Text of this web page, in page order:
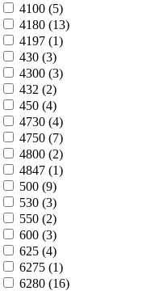
4100 (5)
4180 (13)
4197 (1)
430 (3)
4300 (3)
432 (2)
450 (4)
4730 (4)
4750 (7)
4800 (2)
4847 (1)
500 (9)
530 (3)
550 (2)
600 (3)
625 (4)
6275 (1)
6280 (16)